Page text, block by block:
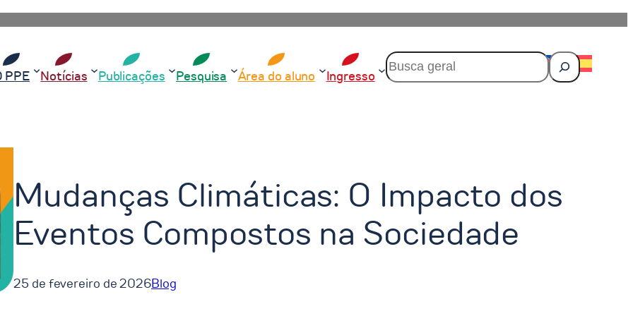
PPE Notícias Publicações Pesquisa Área do aluno Ingresso
P
e
s
Mudanças Climáticas: O Impacto dos
Eventos Compostos na Sociedade
25 de fevereiro de 2026Blog